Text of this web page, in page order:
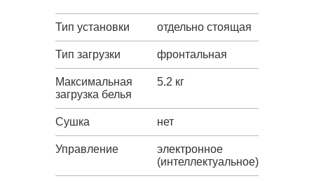
Тип установки отдельно стоящая
Тип загрузки фронтальная
Максимальная
загрузка белья
5.2 кг
Сушка нет
Управление
электронное
(интеллектуальное)